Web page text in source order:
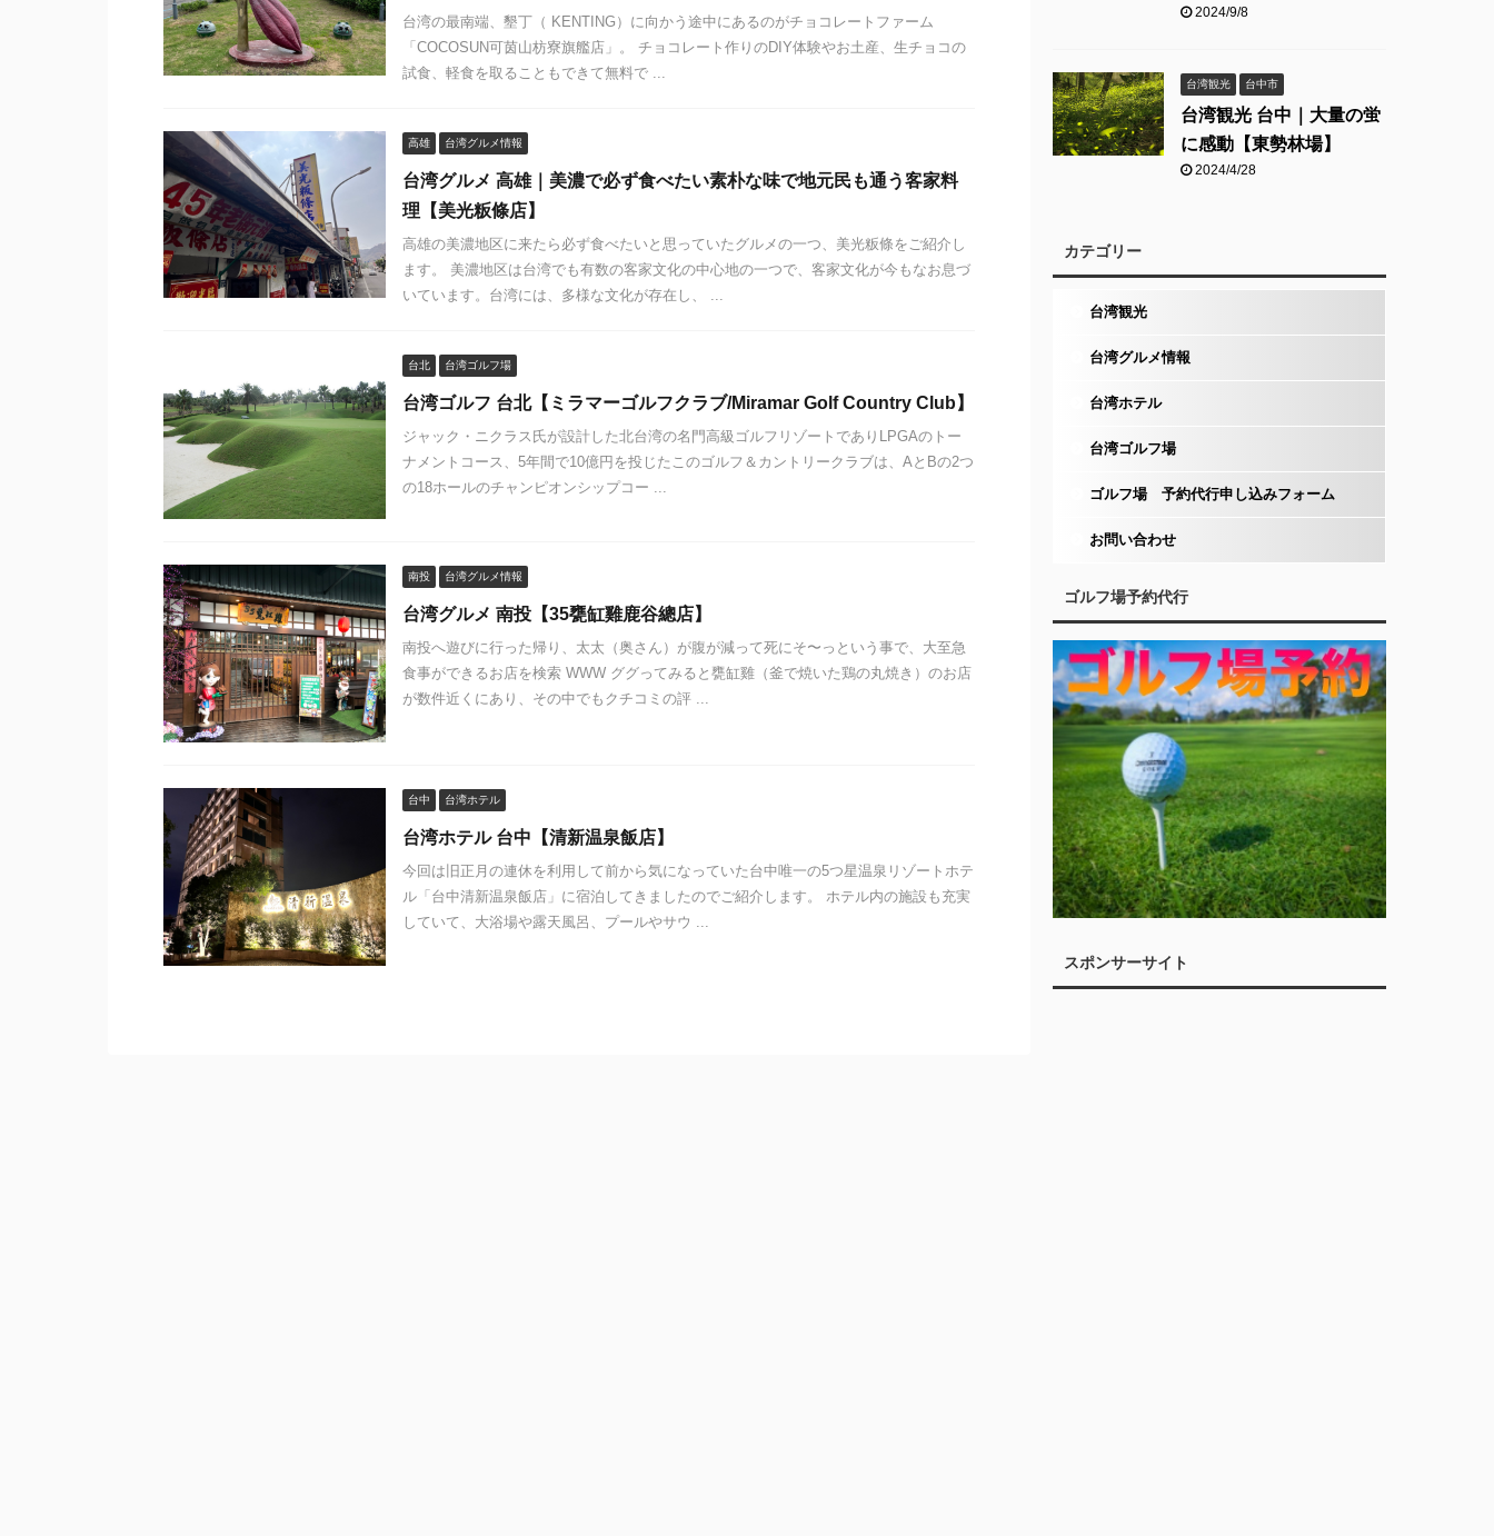
台湾の最南端、墾丁（ KENTING）に向かう途中にあるのがチョコレートファーム
「COCOSUN可茵山枋寮旗艦店」。 チョコレート作りのDIY体験やお土産、生チョコの
試食、軽食を取ることもできて無料で ...
高雄 台湾グルメ情報
台湾グルメ 高雄｜美濃で必ず食べたい素朴な味で地元民も通う客家料
理【美光粄條店】
高雄の美濃地区に来たら必ず食べたいと思っていたグルメの一つ、美光粄條をご紹介し
ます。 美濃地区は台湾でも有数の客家文化の中心地の一つで、客家文化が今もなお息づ
いています。台湾には、多様な文化が存在し、 ...
台北 台湾ゴルフ場
台湾ゴルフ 台北【ミラマーゴルフクラブ/Miramar Golf Country Club】
ジャック・ニクラス氏が設計した北台湾の名門高級ゴルフリゾートでありLPGAのトー
ナメントコース、5年間で10億円を投じたこのゴルフ＆カントリークラブは、AとBの2つ
の18ホールのチャンピオンシップコー ...
南投 台湾グルメ情報
台湾グルメ 南投【35甕缸雞鹿谷總店】
南投へ遊びに行った帰り、太太（奥さん）が腹が減って死にそ〜っという事で、大至急
食事ができるお店を検索 WWW ググってみると甕缸雞（釜で焼いた鶏の丸焼き）のお店
が数件近くにあり、その中でもクチコミの評 ...
台中 台湾ホテル
台湾ホテル 台中【清新温泉飯店】
今回は旧正月の連休を利用して前から気になっていた台中唯一の5つ星温泉リゾートホテ
ル「台中清新温泉飯店」に宿泊してきましたのでご紹介します。 ホテル内の施設も充実
していて、大浴場や露天風呂、プールやサウ ...
2024/9/8
台湾観光 台中市
台湾観光 台中｜大量の蛍
に感動【東勢林場】
2024/4/28
カテゴリー
台湾観光
台湾グルメ情報
台湾ホテル
台湾ゴルフ場
ゴルフ場 予約代行申し込みフォーム
お問い合わせ
ゴルフ場予約代行
スポンサーサイト